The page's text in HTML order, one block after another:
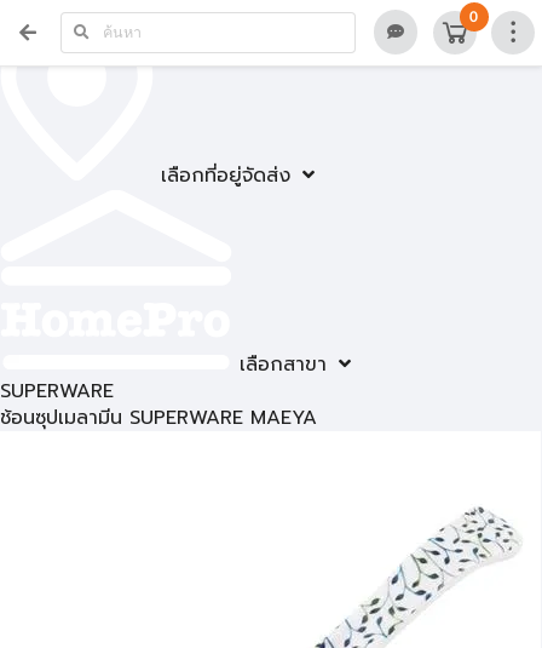
เลือกที่อยู่จัดส่ง
เลือกสาขา
0
SUPERWARE
ช้อนซุปเมลามีน SUPERWARE MAEYA